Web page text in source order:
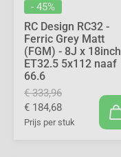
- 45%
RC Design RC32 -
Ferric Grey Matt
(FGM) - 8J x 18inch
ET32.5 5x112 naaf
66.6
€ 333,96
€ 184,68
Prijs per stuk